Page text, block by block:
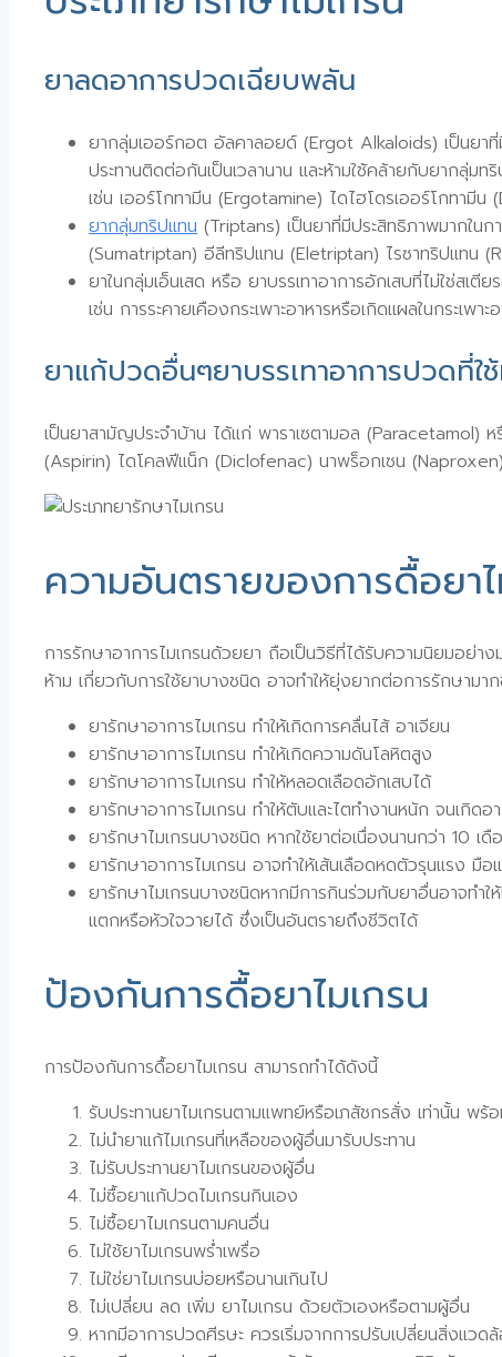
ยาลดอาการปวดเฉียบพลัน
ยากลุ่มเออร์กอต อัลคาลอยด์ (Ergot Alkaloids) เป็นยาที่
ประทานติดต่อกันเป็นเวลานาน และห้ามใช้คล้ายกับยากลุ่
เช่น เออร์โกทามีน (Ergotamine) ไดไฮโดรเออร์โกทามี
ยากลุ่มทริปแทน (Triptans) เป็นยาที่มีประสิทธิภาพมากใน
(Sumatriptan) อีลีทริปแทน (Eletriptan) ไรซาทริปแทน
ยาในกลุ่มเอ็นเสด หรือ ยาบรรเทาอาการอักเสบที่ไม่ใช่
เช่น การระคายเคืองกระเพาะอาหารหรือเกิดแผลในกระเพาะ
ยาแก้ปวดอื่นๆยาบรรเทาอาการปวดที่ใ
เป็นยาสามัญประจำบ้าน ได้แก่ พาราเซตามอล (Paracetamol)
(Aspirin) ไดโคลฟีแน็ก (Diclofenac) นาพร็อกเซน (Naproxen)
ความอันตรายของการดื้อยา
การรักษาอาการไมเกรนด้วยยา ถือเป็นวิธีที่ได้รับความนิยมอย่า
ห้าม เกี่ยวกับการใช้ยาบางชนิด อาจทำให้ยุ่งยากต่อการรักษาม
ยารักษาอาการไมเกรน ทำให้เกิดการคลื่นไส้ อาเจียน
ยารักษาอาการไมเกรน ทำให้เกิดความดันโลหิตสูง
ยารักษาอาการไมเกรน ทำให้หลอดเลือดอักเสบได้
ยารักษาอาการไมเกรน ทำให้ตับและไตทำงานหนัก จนเกิ
ยารักษาไมเกรนบางชนิด หากใช้ยาต่อเนื่องนานกว่า 10 เ
ยารักษาอาการไมเกรน อาจทำให้เส้นเลือดหดตัวรุนแรง มื
ยารักษาไมเกรนบางชนิดหากมีการกินร่วมกับยาอื่นอาจทำ
แตกหรือหัวใจวายได้ ซึ่งเป็นอันตรายถึงชีวิตได้
ป้องกันการดื้อยาไมเกรน
การป้องกันการดื้อยาไมเกรน สามารถทำได้ดังนี้
รับประทานยาไมเกรนตามแพทย์หรือเภสัชกรสั่ง เท่านั้น พ
ไม่นำยาแก้ไมเกรนที่เหลือของผู้อื่นมารับประทาน
ไม่รับประทานยาไมเกรนของผู้อื่น
ไม่ซื้อยาแก้ปวดไมเกรนกินเอง
ไม่ซื้อยาไมเกรนตามคนอื่น
ไม่ใช้ยาไมเกรนพร่ำเพรื่อ
ไม่ใช่ยาไมเกรนบ่อยหรือนานเกินไป
ไม่เปลี่ยน ลด เพิ่ม ยาไมเกรน ด้วยตัวเองหรือตามผู้อื่น
หากมีอาการปวดศีรษะ ควรเริ่มจากการปรับเปลี่ยนสิ่งแว